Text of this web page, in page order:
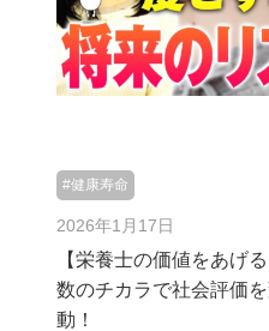
#健康寿命
2026年1月17日
【栄養士の価値をあげ
数のチカラで社会評価
動！